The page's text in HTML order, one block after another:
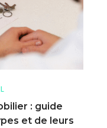
: guide
et de leurs